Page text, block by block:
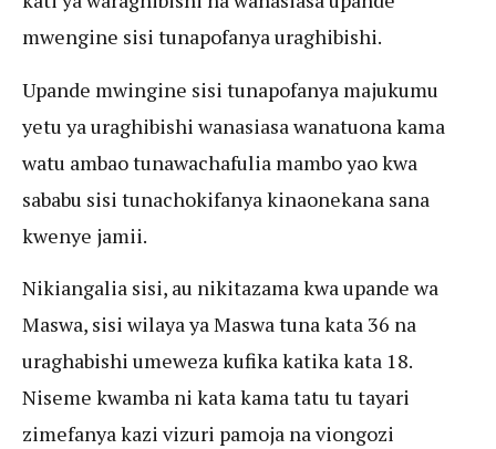
mwengine sisi tunapofanya uraghibishi.
Upande mwingine sisi tunapofanya majukumu
yetu ya uraghibishi wanasiasa wanatuona kama
watu ambao tunawachafulia mambo yao kwa
sababu sisi tunachokifanya kinaonekana sana
kwenye jamii.
Nikiangalia sisi, au nikitazama kwa upande wa
Maswa, sisi wilaya ya Maswa tuna kata 36 na
uraghabishi umeweza kufika katika kata 18.
Niseme kwamba ni kata kama tatu tu tayari
zimefanya kazi vizuri pamoja na viongozi